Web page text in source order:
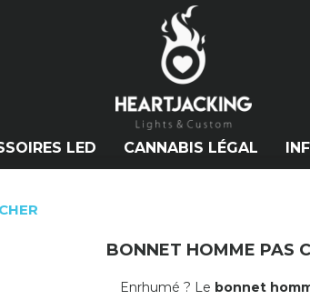
LED CANNABIS LÉGAL
BONNET HOMME PAS
Enrhumé ? Le bonnet